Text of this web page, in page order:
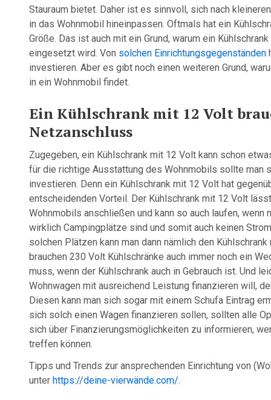
Stauraum bietet. Daher ist es sinnvoll, sich nach
in das Wohnmobil hineinpassen. Oftmals hat ein
Größe. Das ist auch mit ein Grund, warum ein
eingesetzt wird. Von solchen Einrichtungsgegenständen
investieren. Aber es gibt noch einen weiteren Grund,
in ein Wohnmobil findet.
Ein Kühlschrank mit 12 Volt
Netzanschluss
Zugegeben, ein Kühlschrank mit 12 Volt kann schon
für die richtige Ausstattung des Wohnmobils sollte man
investieren. Denn ein Kühlschrank mit 12 Volt hat
entscheidenden Vorteil. Der Kühlschrank mit 12 Volt
Wohnmobils anschließen und kann so auch laufen,
wirklich Campingplätze sind und somit auch keinen
solchen Plätzen kann man dann nämlich den
brauchen 230 Volt Kühlschränke auch immer noch ein
muss, wenn der Kühlschrank auch in Gebrauch ist. Und
Wohnwagen mit ausreichend Leistung finanzieren will,
Diesen kann man sich sogar mit einem Schufa Eintrag
sich solch einen Wagen finanzieren sollen, sollten alle
sich über Finanzierungsmöglichkeiten zu informieren,
treffen können.
Tipps und Trends zur ansprechenden Einrichtung von
unter https://deine-vierwände.com/.